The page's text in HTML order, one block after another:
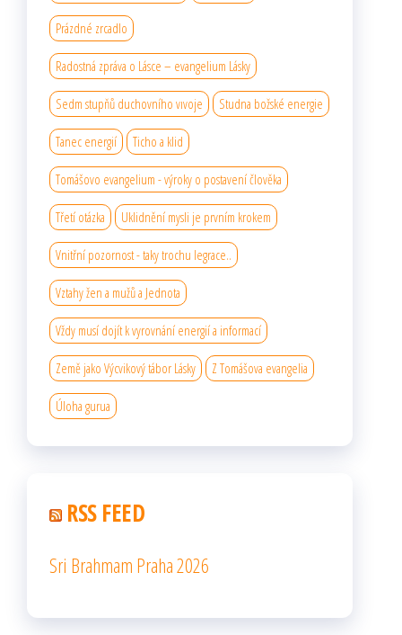
Prázdné zrcadlo
Radostná zpráva o Lásce – evangelium Lásky
Sedm stupňů duchovního vıvoje Studna božské energie
Tanec energií Ticho a klid
Tomášovo evangelium - výroky o postavení člověka
Třetí otázka Uklidnění mysli je prvním krokem
Vnitřní pozornost - taky trochu legrace..
Vztahy žen a mužů a Jednota
Vždy musí dojít k vyrovnání energií a informací
Země jako Výcvikový tábor Lásky Z Tomášova evangelia
Úloha gurua
RSS FEED
Sri Brahmam Praha 2026